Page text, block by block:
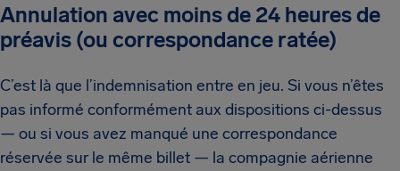
Annulation avec moins de 24 heures de
préavis (ou correspondance ratée)
C’est là que l’indemnisation entre en jeu. Si vous n’êtes
pas informé conformément aux dispositions ci-dessus
— ou si vous avez manqué une correspondance
réservée sur le même billet — la compagnie aérienne